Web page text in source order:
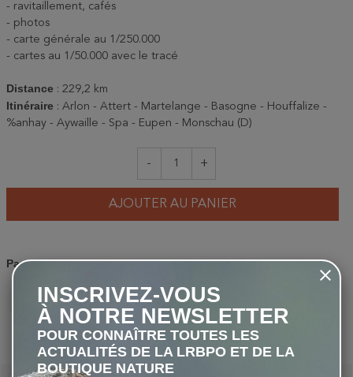
- ravitaillement, cafés
- photos
- carte générale au 1/250.000
- cartes au 1/50.000 avec le tracé
Distance : 229,2 km
Itinéraire : Arlon - Attert - Martelange - Basogne - Houffalize -
%anhay - Aywaille - Spa - Eupen - Monschau (D)
- +
AJOUTER AU PANIER
Partager
PARTAGERTWEET PINTEREST
INSCRIVEZ-VOUS
À NOTRE NEWSLETTER
POUR CONNAÎTRE TOUTES LES
ACTUALITÉS DE LA LRBPO ET DE LA
BOUTIQUE NATURE